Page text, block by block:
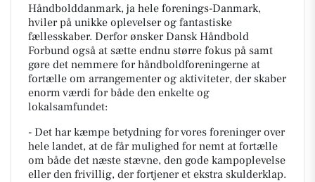
Håndbolddanmark, ja hele forenings-Danmark,
hviler på unikke oplevelser og fantastiske
fællesskaber. Derfor ønsker Dansk Håndbold
Forbund også at sætte endnu større fokus på samt
gøre det nemmere for håndboldforeningerne at
fortælle om arrangementer og aktiviteter, der skaber
enorm værdi for både den enkelte og
lokalsamfundet:
- Det har kæmpe betydning for vores foreninger over
hele landet, at de får mulighed for nemt at fortælle
om både det næste stævne, den gode kampoplevelse
eller den frivillig, der fortjener et ekstra skulderklap.